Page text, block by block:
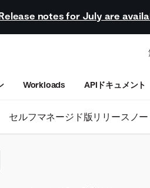
notes for July are
Workloads APIドキュメント
セルフマネージド版リリースノー